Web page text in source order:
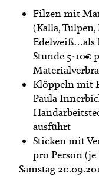
Filzen mit
(Kalla,
Edelweiß…als
Stunde 5-10€
Klöppeln mit
Paula
ausführt
Sticken mit
pro Person
Samstag